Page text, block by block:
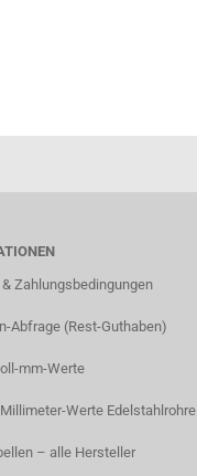
Zahlungsbedingungen​
Abfrage (Rest-Guthaben)
mm-Werte
Werte Edelstahlrohre
– alle Hersteller